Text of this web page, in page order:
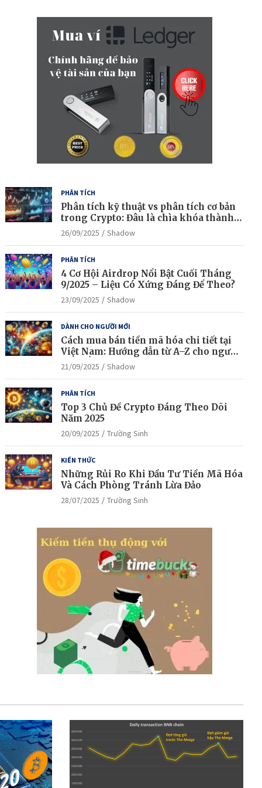
PHÂN TÍCH
Phân tích kỹ thuật vs phân tích cơ bản
trong Crypto: Đâu là chìa khóa thành
công?
26/09/2025 Shadow
PHÂN TÍCH
4 Cơ Hội Airdrop Nổi Bật Cuối Tháng
9/2025 – Liệu Có Xứng Đáng Để Theo?
23/09/2025 Shadow
DÀNH CHO NGƯỜI MỚI
Cách mua bán tiền mã hóa chi tiết tại
Việt Nam: Hướng dẫn từ A–Z cho người
mới bắt đầu
21/09/2025 Shadow
PHÂN TÍCH
Top 3 Chủ Đề Crypto Đáng Theo Dõi
Năm 2025
20/09/2025 Trường Sinh
KIẾN THỨC
Những Rủi Ro Khi Đầu Tư Tiền Mã Hóa
Và Cách Phòng Tránh Lừa Đảo
28/07/2025 Trường Sinh